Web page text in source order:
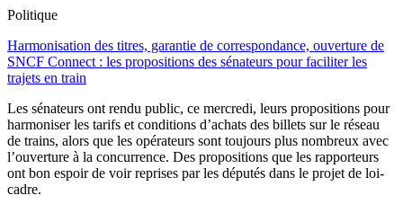
Politique
Harmonisation des titres, garantie de correspondance, ouverture de
SNCF Connect : les propositions des sénateurs pour faciliter les
trajets en train
Les sénateurs ont rendu public, ce mercredi, leurs propositions pour
harmoniser les tarifs et conditions d’achats des billets sur le réseau
de trains, alors que les opérateurs sont toujours plus nombreux avec
l’ouverture à la concurrence. Des propositions que les rapporteurs
ont bon espoir de voir reprises par les députés dans le projet de loi-
cadre.